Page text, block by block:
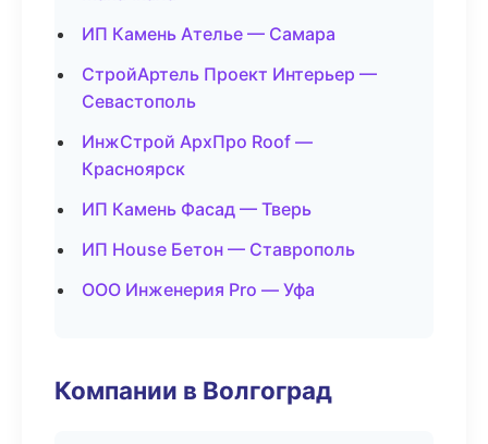
ИП Камень Ателье — Самара
СтройАртель Проект Интерьер —
Севастополь
ИнжСтрой АрхПро Roof —
Красноярск
ИП Камень Фасад — Тверь
ИП House Бетон — Ставрополь
ООО Инженерия Pro — Уфа
Компании в Волгоград